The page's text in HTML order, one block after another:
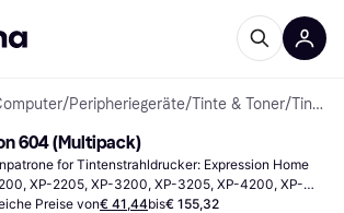
/Peripheriegeräte/Tinte & Toner/ Tintenpatronen
604 (Multipack)
for Tintenstrahldrucker: Expression Home
XP-2205, XP-3200, XP-3205, XP-4200, XP-
WorkForce WF-2910DWF, WF-2930DWF, WF-
Preise von€ 41,44bis€ 155,32